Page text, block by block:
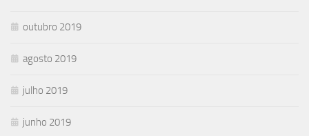
outubro 2019
agosto 2019
julho 2019
junho 2019